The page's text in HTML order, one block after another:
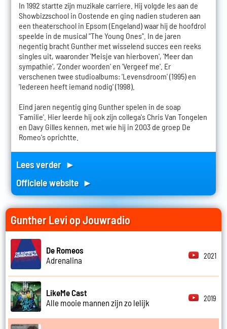
In 1992 startte zijn muzikale carriere. Hij volgde les aan de
Showbizzschool in Oostende en ging nadien studeren aan
een theaterschool in Epsom (Engeland) waar hij de hoofdrol
speelde in de musical "The Young Ones". In de jaren
negentig bracht Gunther met wisselend succes een reeks
singles uit, waaronder 'Meisje van hierboven', 'Meer dan
sympathie', 'Zonder woorden' en 'Vergeef me'. Er
verschenen twee studioalbums: 'Levensdroom' (1995) en
'Iedereen heeft iemand nodig' (1998).
Eind jaren negentig ging Gunther spelen in de soap
'Familie'. Hier leerde hij ook zijn collega's Chris Van Tongelen
en Davy Gilles kennen, met wie hij in 2003 de groep De
Romeo's oprichtte.
Lees verder ►
Officiele website ►
Gunther Levi op Jouwradio
De Romeos
Adrenalina
2021
LikeMe Cast
Alle mooie mannen zijn zo lelijk
2019